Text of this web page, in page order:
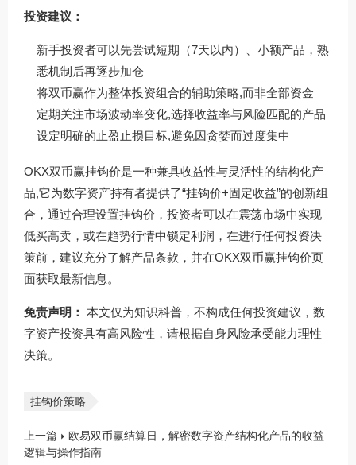
投资建议：
新手投资者可以先尝试短期（7天以内）、小额产品，熟
悉机制后再逐步加仓
将双币赢作为整体投资组合的辅助策略,而非全部资金
定期关注市场波动率变化,选择收益率与风险匹配的产品
设定明确的止盈止损目标,避免因贪婪而过度集中
OKX双币赢挂钩价是一种兼具收益性与灵活性的结构化产
品,它为数字资产持有者提供了“挂钩价+固定收益”的创新组
合，通过合理设置挂钩价，投资者可以在震荡市场中实现
低买高卖，或在趋势行情中锁定利润，在进行任何投资决
策前，建议充分了解产品条款，并在OKX双币赢挂钩价页
面获取最新信息。
免责声明： 本文仅为知识科普，不构成任何投资建议，数
字资产投资具有高风险性，请根据自身风险承受能力理性
决策。
挂钩价策略
上一篇
欧易双币赢结算日，解密数字资产结构化产品的收益
逻辑与操作指南